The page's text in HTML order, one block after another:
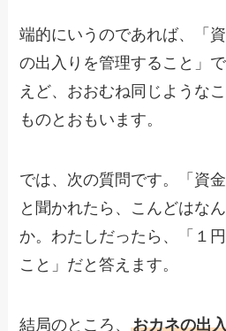
端的にいうのであれば、「
の出入りを管理すること」
えど、おおむね同じような
ものとおもいます。
では、次の質問です。「資
と聞かれたら、こんどはな
か。わたしだったら、「１
こと」だと答えます。
結局のところ、おカネの出